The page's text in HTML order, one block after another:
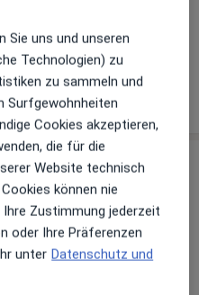
anzeigen
die Adresse
Sie uns und unseren
Technologien) zu
zu sammeln und
Surfgewohnheiten
Cookies akzeptieren,
die für die
Website technisch
können nie
Ihre Zustimmung jederzeit
oder Ihre Präferenzen
unter Datenschutz und